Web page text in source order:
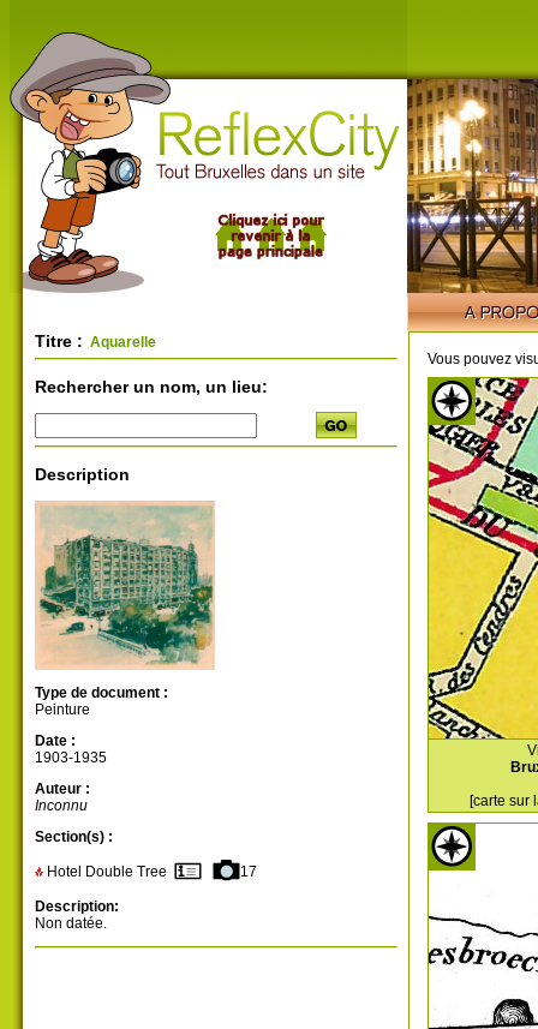
Titre : Aquarelle
Rechercher un nom, un lieu:
Description
Type de document :
Peinture
Date :
1903-1935
Auteur :
Inconnu
Section(s) :
Hotel Double Tree 17
Description:
Non datée.
Vous pouvez
[carte sur